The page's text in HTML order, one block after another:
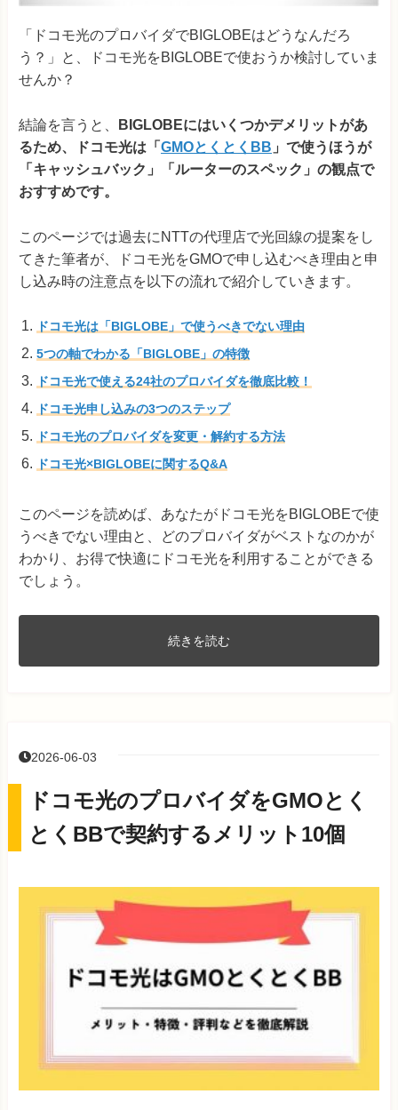
「ドコモ光のプロバイダでBIGLOBEはどうなんだろ
う？」と、ドコモ光をBIGLOBEで使おうか検討していま
せんか？
結論を言うと、
BIGLOBEにはいくつかデメリットがあ
るため、ドコモ光は「 GMOとくとくBB 」で使うほうが
「キャッシュバック」「ルーターのスペック」の観点で
おすすめです。
このページでは過去にNTTの代理店で光回線の提案をし
てきた筆者が、ドコモ光をGMOで申し込むべき理由と申
し込み時の注意点を以下の流れで紹介していきます。
ドコモ光は「BIGLOBE」で使うべきでない理由
5つの軸でわかる「BIGLOBE」の特徴
ドコモ光で使える24社のプロバイダを徹底比較！
ドコモ光申し込みの3つのステップ
ドコモ光のプロバイダを変更・解約する方法
ドコモ光×BIGLOBEに関するQ&A
このページを読めば、あなたがドコモ光をBIGLOBEで使
うべきでない理由と、どのプロバイダがベストなのかが
わかり、お得で快適にドコモ光を利用することができる
でしょう。
続きを読む
2026-06-03
ドコモ光のプロバイダをGMOとく
とくBBで契約するメリット10個